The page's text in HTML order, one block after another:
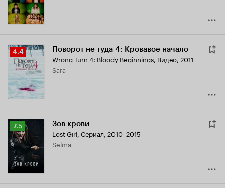
Рейтинг
Кинопоиска
4.4
4.4 Поворот не туда 4: Кровавое начало
Wrong Turn 4: Bloody Beginnings, Видео, 2011
Sara
Рейтинг
Кинопоиска
7.5
7.5 Зов крови
Lost Girl, Сериал, 2010–2015
Selma